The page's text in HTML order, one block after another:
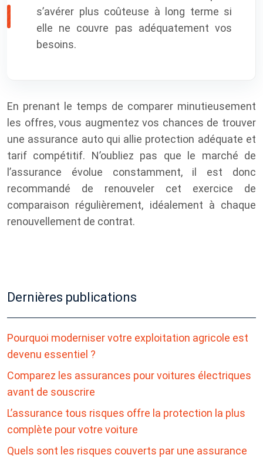
s’avérer plus coûteuse à long terme si
elle ne couvre pas adéquatement vos
besoins.
En prenant le temps de comparer minutieusement
les offres, vous augmentez vos chances de trouver
une assurance auto qui allie protection adéquate et
tarif compétitif. N’oubliez pas que le marché de
l’assurance évolue constamment, il est donc
recommandé de renouveler cet exercice de
comparaison régulièrement, idéalement à chaque
renouvellement de contrat.
Dernières publications
Pourquoi moderniser votre exploitation agricole est
devenu essentiel ?
Comparez les assurances pour voitures électriques
avant de souscrire
L’assurance tous risques offre la protection la plus
complète pour votre voiture
Quels sont les risques couverts par une assurance